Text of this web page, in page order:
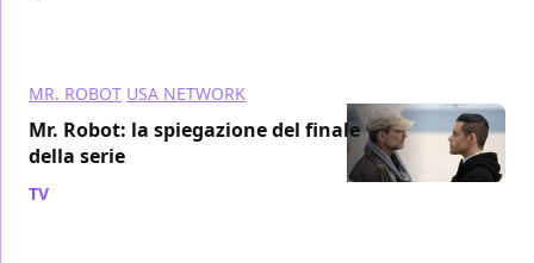
MR. ROBOT USA NETWORK
Mr. Robot: la spiegazione del finale
della serie
TV